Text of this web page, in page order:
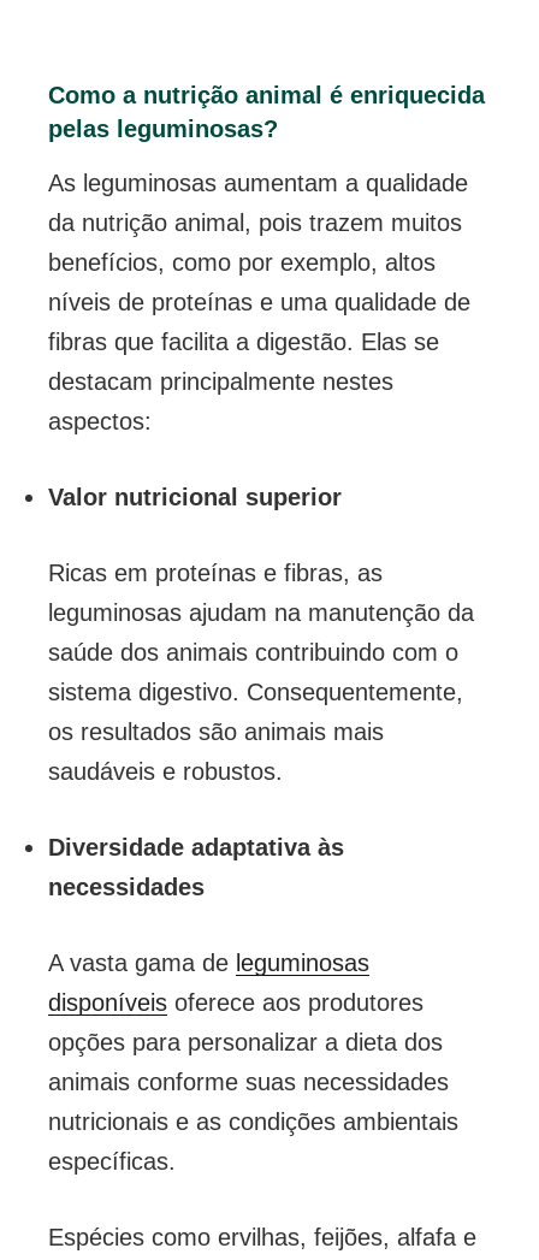
Como a nutrição animal é enriquecida
pelas leguminosas?
As leguminosas aumentam a qualidade
da nutrição animal, pois trazem muitos
benefícios, como por exemplo, altos
níveis de proteínas e uma qualidade de
fibras que facilita a digestão. Elas se
destacam principalmente nestes
aspectos:
Valor nutricional superior
Ricas em proteínas e fibras, as
leguminosas ajudam na manutenção da
saúde dos animais contribuindo com o
sistema digestivo. Consequentemente,
os resultados são animais mais
saudáveis e robustos.
Diversidade adaptativa às
necessidades
A vasta gama de leguminosas
disponíveis oferece aos produtores
opções para personalizar a dieta dos
animais conforme suas necessidades
nutricionais e as condições ambientais
específicas.
Espécies como ervilhas, feijões, alfafa e